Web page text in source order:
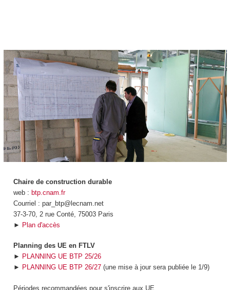
Chaire de construction durable
web : btp.cnam.fr
Courriel : par_btp@lecnam.net
37-3-70, 2 rue Conté, 75003 Paris
► Plan d'accès
Planning des UE en FTLV
► PLANNING UE BTP 25/26
► PLANNING UE BTP 26/27(une mise à jour sera publiée le 1/9)
Périodes recommandées pour s'inscrire aux UE